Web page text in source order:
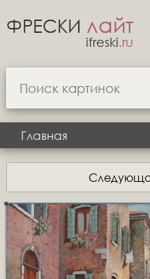
ФРЕСКИ лайт
ifreski.ru
Главная